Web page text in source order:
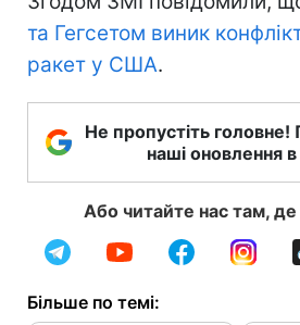
та Гегсетом виник
ракет у США.
Не пропустіть головне!
наші оновлення
Або читайте нас там,
Більше по темі: